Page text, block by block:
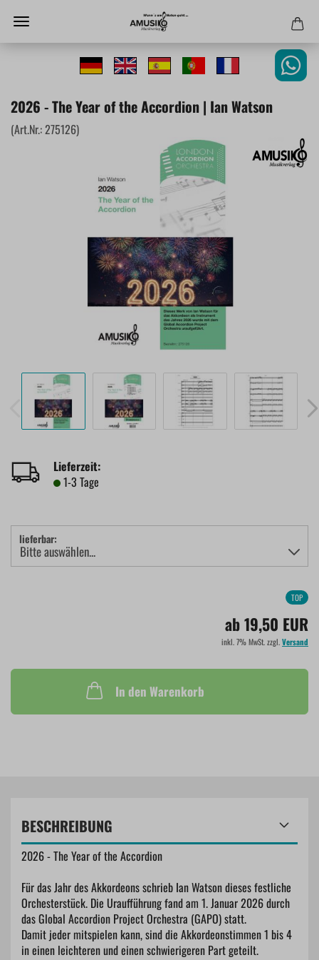
2026 - The Year of the Accordion | Ian Watson
(Art.Nr.:275126)
Lieferzeit:
1-3 Tage
lieferbar:
TOP
ab 19,50 EUR
inkl. 7% MwSt. zzgl.Versand
In den Warenkorb
BESCHREIBUNG
2026 - The Year of the Accordion
Für das Jahr des Akkordeons schrieb Ian Watson dieses festliche
Orchesterstück. Die Uraufführung fand am 1. Januar 2026 durch
das Global Accordion Project Orchestra (GAPO) statt.
Damit jeder mitspielen kann, sind die Akkordeonstimmen 1 bis 4
in einen leichteren und einen schwierigeren Part geteilt.